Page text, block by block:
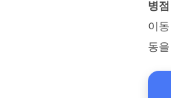
병
이
동